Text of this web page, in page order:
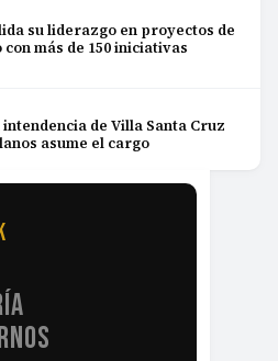
su liderazgo en proyectos de
más de 150 iniciativas
de Villa Santa Cruz
asume el cargo